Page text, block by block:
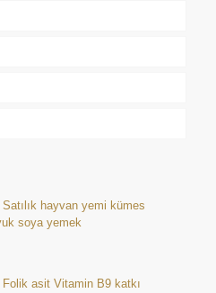
Satılık hayvan yemi kümes
soya yemek
Folik asit Vitamin B9 katkı